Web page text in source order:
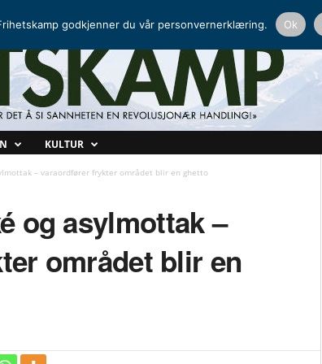
KULTUR
– varaordfører frykter området blir en ghetto
og asylmottak –
området blir en
godkjenner du vår personvernerklæring. Ok